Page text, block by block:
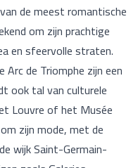
de meest romantische
om zijn prachtige
en sfeervolle straten.
de Triomphe zijn een
ook tal van culturele
Louvre of het Musée
zijn mode, met de
wijk Saint-Germain-